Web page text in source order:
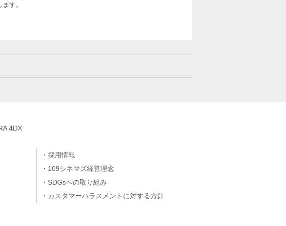
す。
4DX
採用情報
109シネマズ経営理念
SDGsへの取り組み
カスタマーハラスメントに対する方針